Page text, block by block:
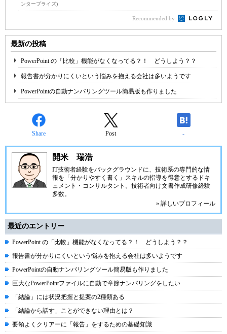
ンタープライズ)
Recommended by
最新の投稿
PowerPoint の「比較」機能がなくなってる？！ どうしよう？？
報告書が分かりにくいという悩みを抱える会社は多いようです
PowerPointの自動ナンバリングツール簡易版も作りました
Share Post -
開米 瑞浩
IT技術者経験をバックグラウンドに、技術系の専門的な情
報を「分かりやすく書く」スキルの指導を得意とするドキ
ュメント・コンサルタント。技術者向け文書作成研修経験
多数。
» 詳しいプロフィール
最近のエントリー
PowerPoint の「比較」機能がなくなってる？！ どうしよう？？
報告書が分かりにくいという悩みを抱える会社は多いようです
PowerPointの自動ナンバリングツール簡易版も作りました
巨大なPowerPointファイルに自動で章節ナンバリングをしたい
「結論」には状況把握と提案の2種類ある
「結論から話す」ことができない理由とは？
要領よくクリアーに「報告」をするための基礎知識